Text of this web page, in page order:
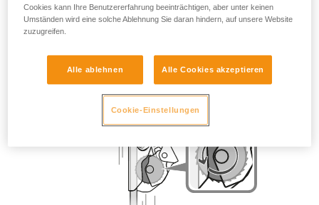
Cookies kann Ihre Benutzererfahrung beeinträchtigen, aber unter keinen
Umständen wird eine solche Ablehnung Sie daran hindern, auf unsere Website
zuzugreifen.
Alle ablehnen Alle Cookies akzeptieren
Cookie-Einstellungen